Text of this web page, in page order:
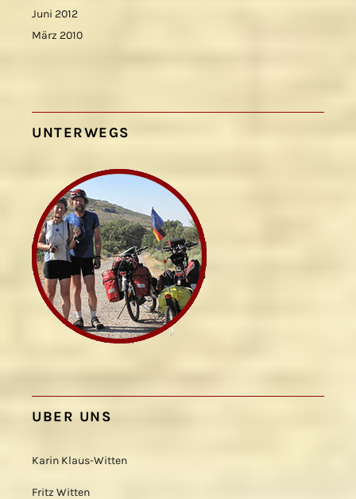
Juni 2012
März 2010
UNTERWEGS
UBER UNS
Karin Klaus-Witten
Fritz Witten